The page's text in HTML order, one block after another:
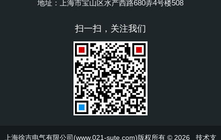
地址：上海市宝山区水产西路680弄4号楼508
扫一扫，关注我们
上海徐吉电气有限公司(www.021-sute.com)版权所有 © 2026 技术支